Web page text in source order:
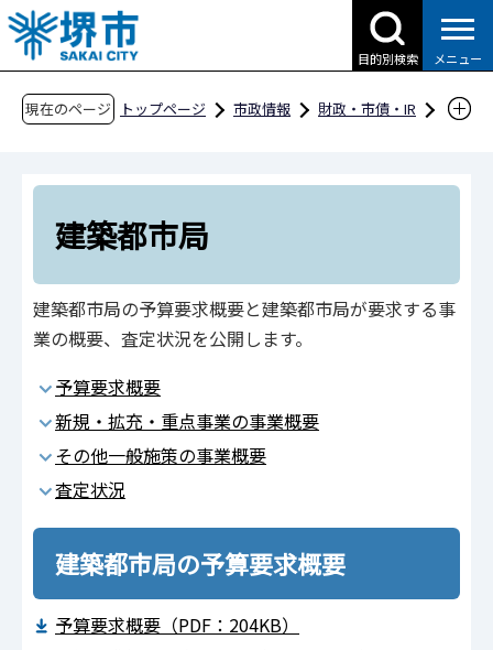
こ
の
ペ
目的別検索 メニュー
現在のページ トップページ 市政情報
財政・市債・IR
平成30年度当初予算
一般会計
組織（局・区）別の予算要求概要と予算編成過
程
建築都市局
建築都市局
建築都市局の予算要求概要と建築都市局が要求する事
業の概要、査定状況を公開します。
予算要求概要
新規・拡充・重点事業の事業概要
その他一般施策の事業概要
査定状況
建築都市局の予算要求概要
予算要求概要（PDF：204KB）